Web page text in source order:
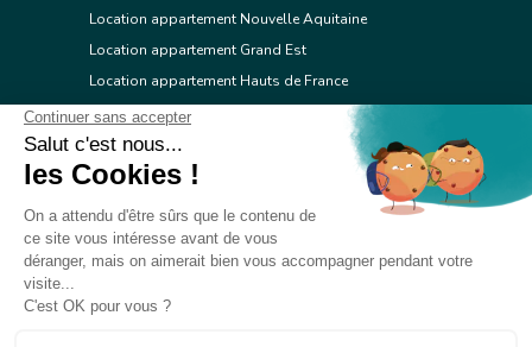
Location appartement Nouvelle Aquitaine
Location appartement Grand Est
Location appartement Hauts de France
Location appartement Ile de France
Location appartement Centre Val de Loire
Location appartement Occitanie
Location appartement Provence Alpes Côte d'Azur
Location appartement Corse